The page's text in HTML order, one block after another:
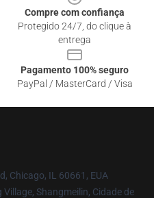
Compre com confiança
Protegido 24/7, do clique à
entrega
Pagamento 100% seguro
PayPal / MasterCard / Visa
Chicago, IL 60661, EUA
Village, Shangmeilin, Cidade de